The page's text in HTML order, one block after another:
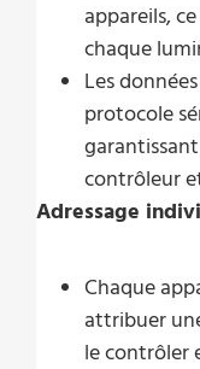
appareils,
chaque
Les
protocole
contrôleur
Adressage
Chaque
attribuer
le contrôler